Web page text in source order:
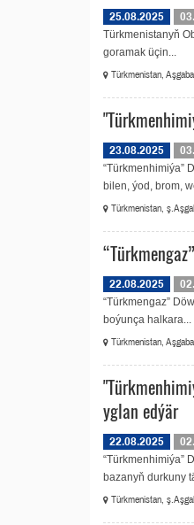
25.08.2025
Türkmenistanyň
goramak üçin...
Türkmenistan,
23.08.2025
“Türkmenhimiýa”
bilen, ýod, brom,
Türkmenistan,
22.08.2025
“Türkmengaz”
boýunça halkara...
Türkmenistan,
yglan edýär
22.08.2025
“Türkmenhimiýa”
bazanyň durkuny
Türkmenistan,